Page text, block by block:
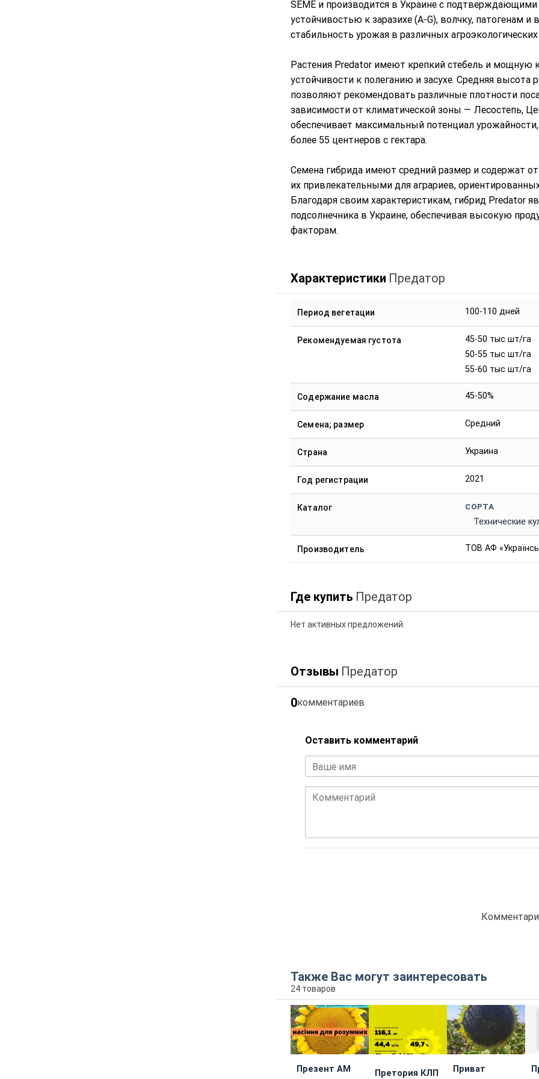
SEME и производится в Украине с
устойчивостью к заразихе (А-G), волчку, патогенам
стабильность урожая в различных агроэкологических
Растения Predator имеют крепкий стебель и мощную
устойчивости к полеганию и засухе. Средняя высота
позволяют рекомендовать различные плотности
зависимости от климатической зоны — Лесостепь,
обеспечивает максимальный потенциал
более 55 центнеров с гектара.
Семена гибрида имеют средний размер и содержат
их привлекательными для аграриев,
Благодаря своим характеристикам, гибрид
подсолнечника в Украине, обеспечивая высокую
факторам.
Характеристики Предатор
Период вегетации 100-110 дней
Рекомендуемая густота
45-50 тыс шт/га
50-55 тыс шт/га
55-60 тыс шт/га
Содержание масла 45-50%
Семена; размер Средний
Страна Украина
Год регистрации 2021
Каталог СОРТА
Технические
Производитель ТОВ АФ
Где купить Предатор
Нет активных предложений.
Отзывы Предатор
0комментариев
Оставить комментарий
Ваше имя
Комментарий
Также Вас могут заинтересовать
24 товаров
Презент АМ Претория КЛП Приват